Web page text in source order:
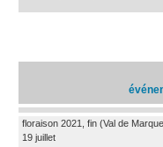
floraison 2021, fin (Val de
19 juillet